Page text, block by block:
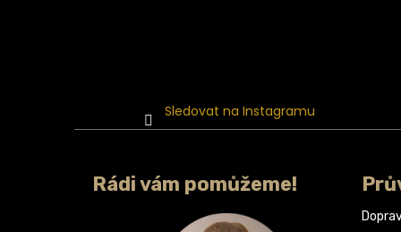
Sledovat na Instagramu
Rádi vám pomůžeme!